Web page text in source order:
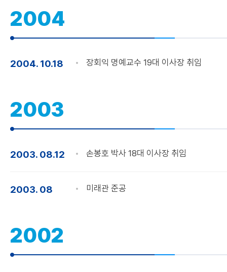
2004
2004. 10.18 장회익 명예교수 19대 이사장 취임
2003
2003. 08.12 손봉호 박사 18대 이사장 취임
2003. 08 미래관 준공
2002